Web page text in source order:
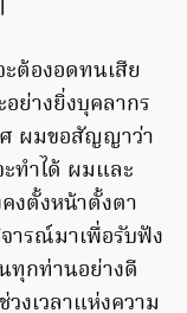
ต้องอดทนเสีย
ย่างยิ่งบุคลากร
ผมขอสัญญาว่า
ทำได้ ผมและ
งตั้งหน้าตั้งตา
ารณ์มาเพื่อรับฟัง
ทุกท่านอย่างดี
งเวลาแห่งความ